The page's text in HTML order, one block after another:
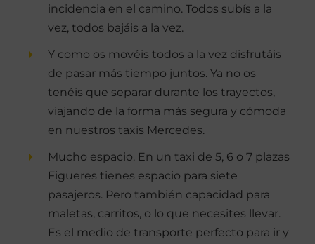
incidencia en el camino. Todos subís a la
vez, todos bajáis a la vez.
Y como os movéis todos a la vez disfrutáis
de pasar más tiempo juntos. Ya no os
tenéis que separar durante los trayectos,
viajando de la forma más segura y cómoda
en nuestros taxis Mercedes.
Mucho espacio. En un taxi de 5, 6 o 7 plazas
Figueres tienes espacio para siete
pasajeros. Pero también capacidad para
maletas, carritos, o lo que necesites llevar.
Es el medio de transporte perfecto para ir y